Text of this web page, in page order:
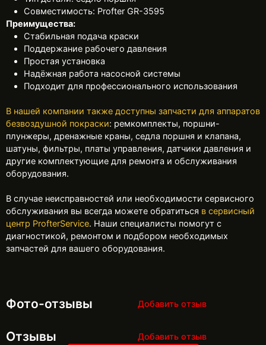
Совместимость: Profter GR-3595
Преимущества:
Стабильная подача краски
Поддержание рабочего давления
Простая установка
Надёжная работа насосной системы
Подходит для профессионального использования
В нашей компании также доступны запчасти для аппаратов
безвоздушной покраски: ремкомплекты, поршни-
плунжеры, дренажные краны, седла поршня и клапана,
шатуны, фильтры, платы управления, датчики давления и
другие комплектующие для ремонта и обслуживания
оборудования.
В случае неисправностей или необходимости сервисного
обслуживания вы всегда можете обратиться в сервисный
центр ProfterService. Наши специалисты помогут с
диагностикой, ремонтом и подбором необходимых
запчастей для вашего оборудования.
Фото-отзывы Добавить отзыв
Отзывы Добавить отзыв